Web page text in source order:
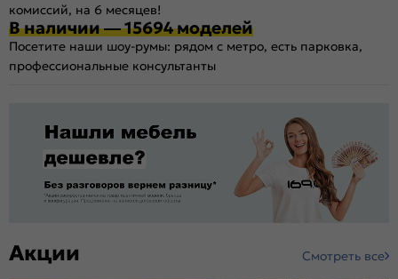
комиссий, на 6 месяцев!
В наличии — 15694 моделей
Посетите наши шоу-румы: рядом с метро, есть парковка,
профессиональные консультанты
Акции Смотреть все